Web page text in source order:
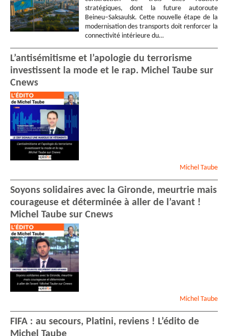
stratégiques, dont la future autoroute
Beineu–Saksaulsk. Cette nouvelle étape de la
modernisation des transports doit renforcer la
connectivité intérieure du…
L’antisémitisme et l’apologie du terrorisme
investissent la mode et le rap. Michel Taube sur
Cnews
Michel Taube
Soyons solidaires avec la Gironde, meurtrie mais
courageuse et déterminée à aller de l’avant !
Michel Taube sur Cnews
Michel Taube
FIFA : au secours, Platini, reviens ! L’édito de